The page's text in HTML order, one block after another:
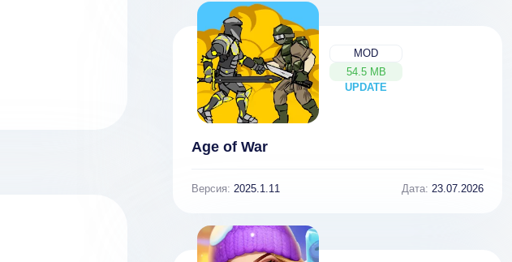
MOD
54.5 MB
UPDATE
NEW
Age of War
Версия: 2025.1.11 Дата: 23.07.2026